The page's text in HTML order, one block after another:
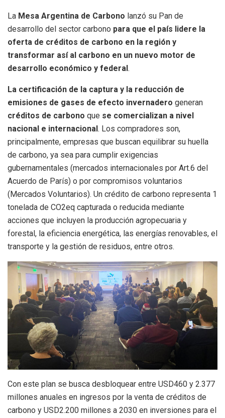
La Mesa Argentina de Carbono lanzó su Pan de
desarrollo del sector carbono para que el país lidere la
oferta de créditos de carbono en la región y
transformar así al carbono en un nuevo motor de
desarrollo económico y federal.
La certificación de la captura y la reducción de
emisiones de gases de efecto invernadero generan
créditos de carbono que se comercializan a nivel
nacional e internacional. Los compradores son,
principalmente, empresas que buscan equilibrar su huella
de carbono, ya sea para cumplir exigencias
gubernamentales (mercados internacionales por Art.6 del
Acuerdo de París) o por compromisos voluntarios
(Mercados Voluntarios). Un crédito de carbono representa 1
tonelada de CO2eq capturada o reducida mediante
acciones que incluyen la producción agropecuaria y
forestal, la eficiencia energética, las energías renovables, el
transporte y la gestión de residuos, entre otros.
Con este plan se busca desbloquear entre USD460 y 2.377
millones anuales en ingresos por la venta de créditos de
carbono y USD2.200 millones a 2030 en inversiones para el